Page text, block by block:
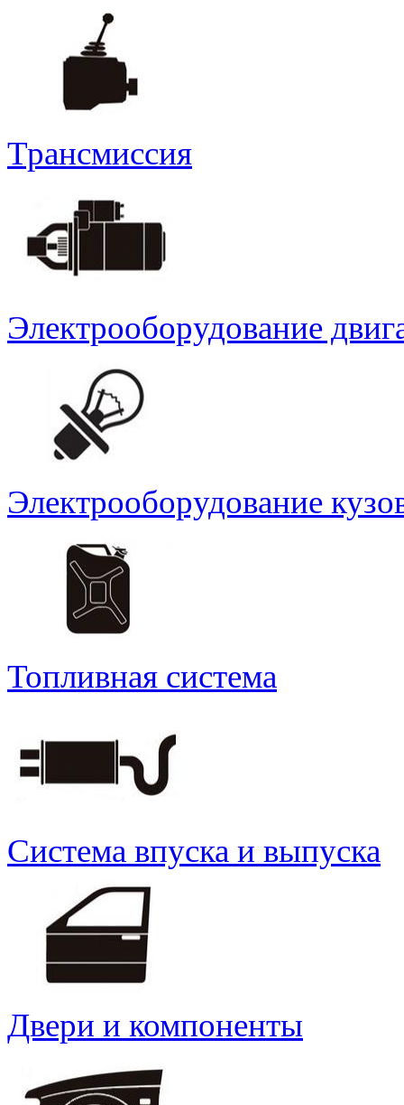
Трансмиссия
Электрооборудование
Электрооборудование
Топливная система
Система впуска и выпуска
Двери и компоненты